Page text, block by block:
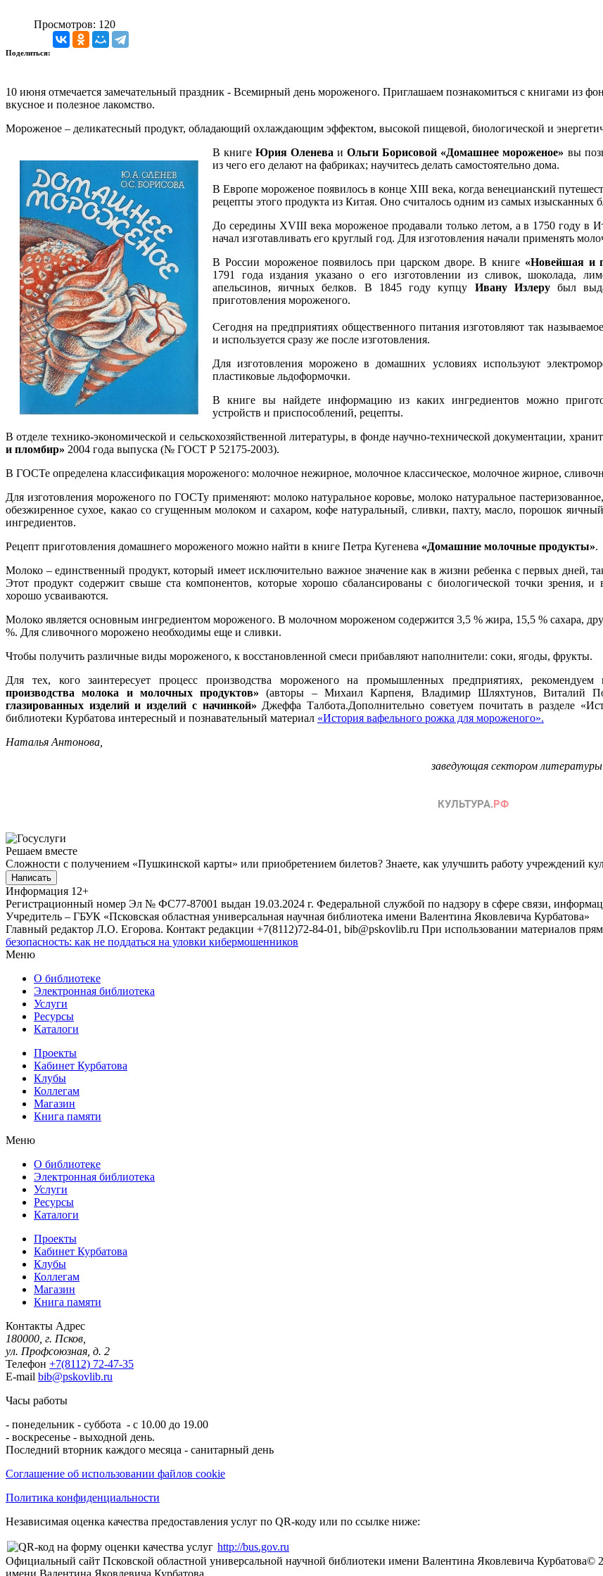
Просмотров: 120
Поделиться:
10 июня отмечается замечательный праздник - Всемирный день мороженого. Приглашаем познакомиться с книгами из
вкусное и полезное лакомство.
Мороженое – деликатесный продукт, обладающий охлаждающим эффектом, высокой пищевой, биологической и
В книгеЮрия Оленева иОльги Борисовой «Домашнее мороженое» вы
из чего его делают на фабриках; научитесь делать самостоятельно дома.
В Европе мороженое появилось в конце XIII века, когда венецианский
рецепты этого продукта из Китая. Оно считалось одним из самых изысканных
До середины XVIII века мороженое продавали только летом, а в 1750 году в
начал изготавливать его круглый год. Для изготовления начали применять
В России мороженое появилось при царском дворе. В книге «Новейшая и
1791 года издания указано о его изготовлении из сливок, шоколада,
апельсинов, яичных белков. В 1845 году купцу Ивану Излерубыл
приготовления мороженого.
Сегодня на предприятиях общественного питания изготовляют так
и используется сразу же после изготовления.
Для изготовления морожено в домашних условиях используют
пластиковые льдоформочки.
В книге вы найдете информацию из каких ингредиентов можно
устройств и приспособлений, рецепты.
В отделе технико-экономической и сельскохозяйственной литературы, в фонде научно-технической документации,
и пломбир» 2004 года выпуска (№ ГОСТ Р 52175-2003).
В ГОСТе определена классификация мороженого: молочное нежирное, молочное классическое, молочное жирное,
Для изготовления мороженого по ГОСТу применяют: молоко натуральное коровье, молоко натуральное
обезжиренное сухое, какао со сгущенным молоком и сахаром, кофе натуральный, сливки, пахту, масло, порошок
ингредиентов.
Рецепт приготовления домашнего мороженого можно найти в книге Петра Кугенева «Домашние молочные продукты».
Молоко – единственный продукт, который имеет исключительно важное значение как в жизни ребенка с первых дней,
Этот продукт содержит свыше ста компонентов, которые хорошо сбалансированы с биологической точки зрения, и
хорошо усваиваются.
Молоко является основным ингредиентом мороженого. В молочном мороженом содержится 3,5 % жира, 15,5 % сахара,
%. Для сливочного морожено необходимы еще и сливки.
Чтобы получить различные виды мороженого, к восстановленной смеси прибавляют наполнители: соки, ягоды, фрукты.
Для тех, кого заинтересует процесс производства мороженого на промышленных предприятиях, рекомендуем
производства молока и молочных продуктов» (авторы – Михаил Карпеня, Владимир Шляхтунов, Виталий
глазированных изделий и изделий с начинкой» Джеффа Талбота.Дополнительно советуем почитать в разделе
библиотеки Курбатова интересный и познавательный материал «История вафельного рожка для мороженого».
Наталья Антонова,
заведующая сектором литературы
Решаем вместе
Сложности с получением «Пушкинской карты» или приобретением билетов? Знаете, как улучшить работу учреждений
Написать
Информация 12+
Регистрационный номер Эл № ФС77-87001 выдан 19.03.2024 г. Федеральной службой по надзору в сфере связи,
Учредитель – ГБУК «Псковская областная универсальная научная библиотека имени Валентина Яковлевича Курбатова»
Главный редактор Л.О. Егорова. Контакт редакции +7(8112)72-84-01, bib@pskovlib.ru При использовании материалов
безопасность: как не поддаться на уловки кибермошенников
Меню
О библиотеке
Электронная библиотека
Услуги
Ресурсы
Каталоги
Проекты
Кабинет Курбатова
Клубы
Коллегам
Магазин
Книга памяти
Меню
О библиотеке
Электронная библиотека
Услуги
Ресурсы
Каталоги
Проекты
Кабинет Курбатова
Клубы
Коллегам
Магазин
Книга памяти
Контакты Адрес
180000, г. Псков,
ул. Профсоюзная, д. 2
Телефон +7(8112) 72-47-35
E-mail bib@pskovlib.ru
Часы работы
- понедельник - суббота - с 10.00 до 19.00
- воскресенье - выходной день.
Последний вторник каждого месяца - санитарный день
Соглашение об использовании файлов cookie
Политика конфиденциальности
Независимая оценка качества предоставления услуг по QR-коду или по ссылке ниже:
http://bus.gov.ru
Официальный сайт Псковской областной универсальной научной библиотеки имени Валентина Яковлевича Курбатова©
имени Валентина Яковлевича Курбатова